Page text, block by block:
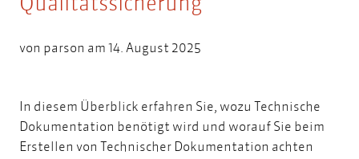
von parson am 14. August 2025
In diesem Überblick erfahren Sie, wozu Technische
Dokumentation benötigt wird und worauf Sie beim
Erstellen von Technischer Dokumentation achten